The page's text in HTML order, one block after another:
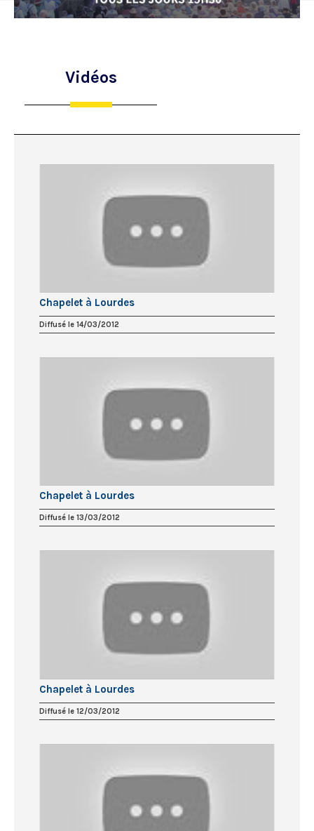
Vidéos
Chapelet à Lourdes
Diffusé le 14/03/2012
Chapelet à Lourdes
Diffusé le 13/03/2012
Chapelet à Lourdes
Diffusé le 12/03/2012